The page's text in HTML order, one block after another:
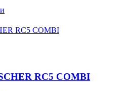
RC5 COMBI